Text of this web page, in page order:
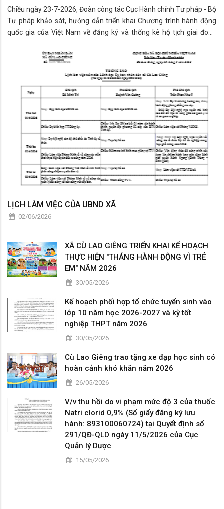
Chiều ngày 23-7-2026, Đoàn công tác Cục Hành chính Tư pháp - Bộ
Tư pháp khảo sát, hướng dẫn triển khai Chương trình hành động
quốc gia của Việt Nam về đăng ký và thống kê hộ tịch giai đoạn
Hành chính Tư pháp, B
LỊCH LÀM VIỆC CỦA UBND XÃ
02/06/2026
XÃ CÙ LAO GIÊNG TRIỂN KHAI KẾ HOẠCH
THỰC HIỆN "THÁNG HÀNH ĐỘNG VÌ TRẺ
EM" NĂM 2026
30/05/2026
Kế hoạch phối hợp tổ chức tuyển sinh vào
lớp 10 năm học 2026-2027 và kỳ tốt
nghiệp THPT năm 2026
30/05/2026
Cù Lao Giêng trao tặng xe đạp học sinh có
hoàn cảnh khó khăn năm 2026
26/05/2026
V/v thu hồi do vi phạm mức độ 3 của thuốc
Natri clorid 0,9% (Số giấy đăng ký lưu
hành: 893100060724) tại Quyết định số
291/QĐ-QLD ngày 11/5/2026 của Cục
Quản lý Dược
15/05/2026